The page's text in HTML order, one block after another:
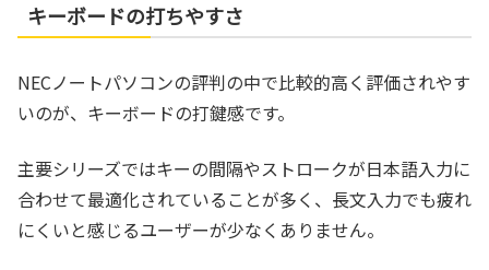
キーボードの打ちやすさ
NECノートパソコンの評判の中で比較的高く評価されやす
いのが、キーボードの打鍵感です。
主要シリーズではキーの間隔やストロークが日本語入力に
合わせて最適化されていることが多く、長文入力でも疲れ
にくいと感じるユーザーが少なくありません。